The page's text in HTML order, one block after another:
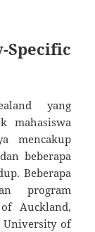
yang
mahasiswa
mencakup
beberapa
Beberapa
program
Auckland,
University of